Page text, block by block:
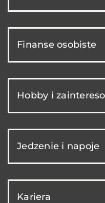
Finanse osobiste
Hobby i
Jedzenie i napoje
Kariera